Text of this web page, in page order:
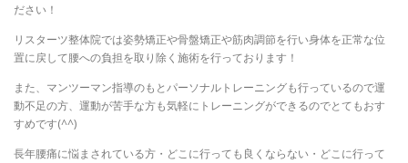
ださい！
リスターツ整体院では姿勢矯正や骨盤矯正や筋肉調節を行い身体を正常な位
置に戻して腰への負担を取り除く施術を行っております！
また、マンツーマン指導のもとパーソナルトレーニングも行っているので運
動不足の方、運動が苦手な方も気軽にトレーニングができるのでとてもおす
すめです(^^)
長年腰痛に悩まされている方・どこに行っても良くならない・どこに行って